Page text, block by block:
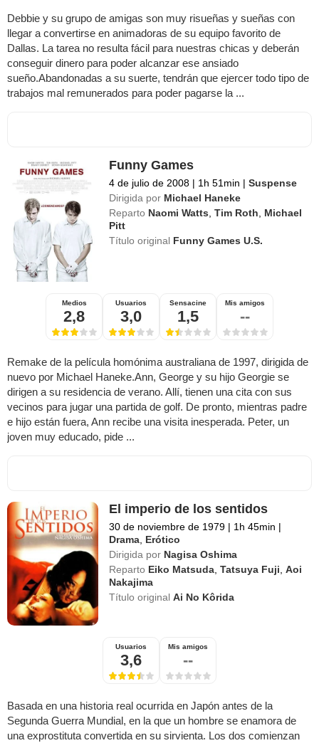
Debbie y su grupo de amigas son muy risueñas y sueñas con
llegar a convertirse en animadoras de su equipo favorito de
Dallas. La tarea no resulta fácil para nuestras chicas y deberán
conseguir dinero para poder alcanzar ese ansiado
sueño.Abandonadas a su suerte, tendrán que ejercer todo tipo de
trabajos mal remunerados para poder pagarse la ...
Funny Games
4 de julio de 2008 | 1h 51min | Suspense
Dirigida por Michael Haneke
Reparto Naomi Watts ,Tim Roth
Michael
Pitt
Título original Funny Games U.S.
Medios
2,8
Usuarios
3,0
Sensacine
1,5
Mis amigos
--
Remake de la película homónima australiana de 1997, dirigida de
nuevo por Michael Haneke.Ann, George y su hijo Georgie se
dirigen a su residencia de verano. Allí, tienen una cita con sus
vecinos para jugar una partida de golf. De pronto, mientras padre
e hijo están fuera, Ann recibe una visita inesperada. Peter, un
joven muy educado, pide ...
El imperio de los sentidos
30 de noviembre de 1979 | 1h 45min |
Drama Erótico
Dirigida por Nagisa Oshima
Reparto Eiko Matsuda ,Tatsuya Fuji ,Aoi
Nakajima
Título originalAi No Kôrida
Usuarios
3,6
Mis amigos
--
Basada en una historia real ocurrida en Japón antes de la
Segunda Guerra Mundial, en la que un hombre se enamora de
una exprostituta convertida en su sirvienta. Los dos comienzan